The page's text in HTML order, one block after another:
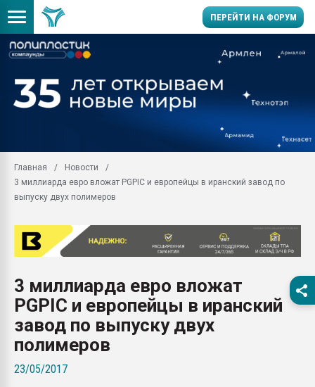
ПЕРЕЙТИ НА ФОРУМ
ближайшее
Подмосковье, Москва
первый план в
ситуацией на
Материал поверхности
вакуумного
Продам отходы
поликарбоната и АБС-
Armaloy PC/ABS-1IM
Главная
Новости
3 миллиарда евро вложат PGPIC и европейцы в иранский завод по
выпуску двух полимеров
3 миллиарда евро вложат
PGPIC и европейцы в иранский
завод по выпуску двух
полимеров
23/05/2017